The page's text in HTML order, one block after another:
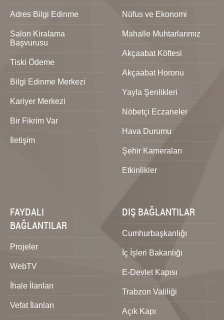
Adres Bilgi Edinme
Salon Kiralama
Başvurusu
Tiski Ödeme
Bilgi Edinme Merkezi
Kariyer Merkezi
Bir Fikrim Var
İletişim
Nüfus ve Ekonomi
Mahalle Muhtarlarımız
Akçaabat Köftesi
Akçaabat Horonu
Yayla Şenlikleri
Nöbetçi Eczaneler
Hava Durumu
Şehir Kameraları
Etkinlikler
FAYDALI
BAĞLANTILAR
Projeler
WebTV
İhale İlanları
Vefat İlanları
DIŞ BAĞLANTILAR
Cumhurbaşkanlığı
İç İşleri Bakanlığı
E-Devlet Kapısı
Trabzon Valiliği
Açık Kapı